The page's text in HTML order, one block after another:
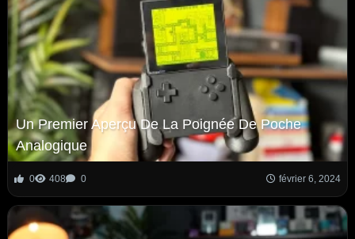
Un Premier Aperçu De La Poignée De Poche
Analogique
0 408 0 février 6, 2024